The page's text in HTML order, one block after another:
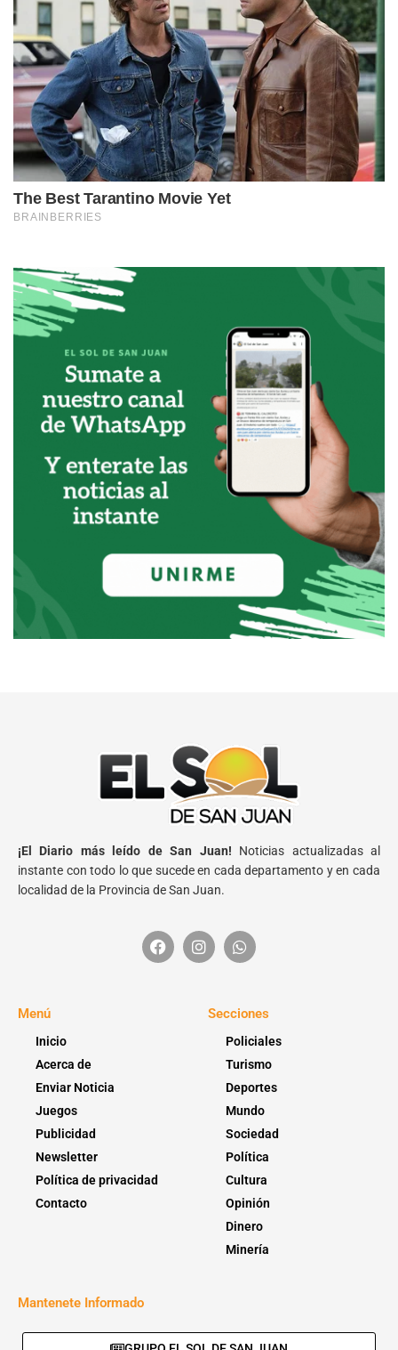
¡El Diario más leído de San Juan! Noticias actualizadas al
instante con todo lo que sucede en cada departamento y en cada
localidad de la Provincia de San Juan.
Menú
Inicio
Acerca de
Enviar Noticia
Juegos
Publicidad
Newsletter
Política de privacidad
Contacto
Secciones
Policiales
Turismo
Deportes
Mundo
Sociedad
Política
Cultura
Opinión
Dinero
Minería
Mantenete Informado